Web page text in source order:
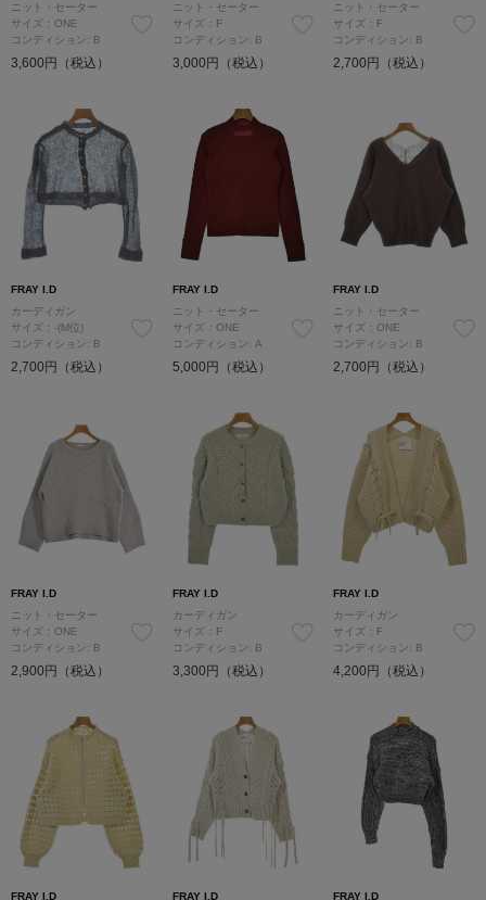
ニット・セーター
サイズ：ONE
コンディション: B
3,600円（税込）
ニット・セーター
サイズ：F
コンディション: B
3,000円（税込）
ニット・セーター
サイズ：F
コンディション: B
2,700円（税込）
FRAY I.D
カーディガン
サイズ：-(M位)
コンディション: B
2,700円（税込）
FRAY I.D
ニット・セーター
サイズ：ONE
コンディション: A
5,000円（税込）
FRAY I.D
ニット・セーター
サイズ：ONE
コンディション: B
2,700円（税込）
FRAY I.D
ニット・セーター
サイズ：ONE
コンディション: B
2,900円（税込）
FRAY I.D
カーディガン
サイズ：F
コンディション: B
3,300円（税込）
FRAY I.D
カーディガン
サイズ：F
コンディション: B
4,200円（税込）
FRAY I.D FRAY I.D FRAY I.D